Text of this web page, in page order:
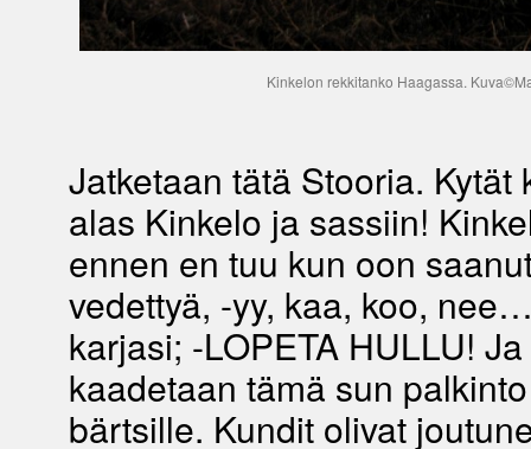
Kinkelon rekkitanko Haagassa.
Jatketaan tätä Stooria. Kytät
alas Kinkelo ja sassiin!
ennen en tuu kun oon
vedettyä, -yy, kaa, koo,
karjasi; -LOPETA HULLU!
kaadetaan tämä sun
bärtsille. Kundit olivat